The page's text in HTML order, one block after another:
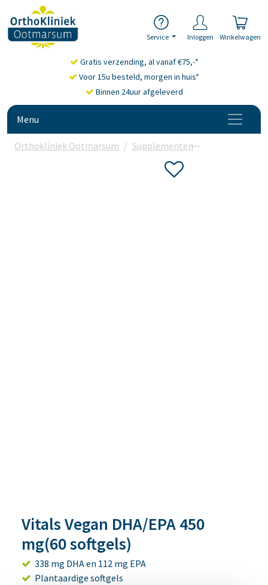
Service Inloggen Winkelwagen
Gratis verzending, al vanaf €75,-*
Voor 15u besteld, morgen in huis*
Binnen 24uur afgeleverd
Menu
Orthokliniek Ootmarsum Supplementen
Vitals Vegan DHA/EPA 450
mg(60 softgels)
338 mg DHA en 112 mg EPA
Plantaardige softgels